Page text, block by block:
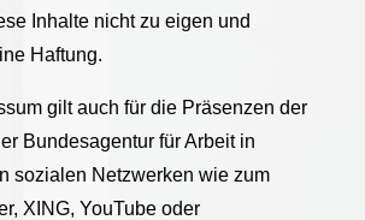
Inhalte nicht zu eigen und
Haftung.
gilt auch für die Präsenzen der
Bundesagentur für Arbeit in
sozialen Netzwerken wie zum
XING, YouTube oder